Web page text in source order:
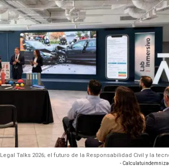
Talks 2026; el futuro de la Responsabilidad Civil y la
-